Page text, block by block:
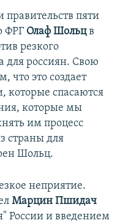
правительств пяти
ФРГ Олаф Шольцв
резкого
для россиян. Свою
что это создает
которые спасаются
которые мы
им процесс
страны для
Шольц.
неприятие.
Марцин Пшидач
России и введением